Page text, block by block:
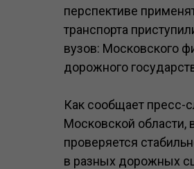
перспективе
транспорта
вузов: Московского
дорожного
Как сообщает пресс-
Московской области,
проверяется
в разных дорожных